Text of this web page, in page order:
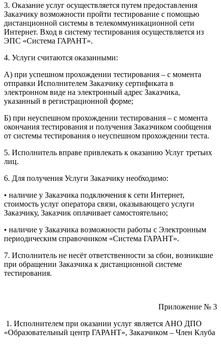
3. Оказание услуг осуществляется путем предоставления
Заказчику возможности пройти тестирование с помощью
дистанционной системы в телекоммуникационной сети
Интернет. Вход в систему тестирования осуществляется из
ЭПС «Система ГАРАНТ».
4. Услуги считаются оказанными:
А) при успешном прохождении тестирования – с момента
отправки Исполнителем Заказчику сертификата в
электронном виде на электронный адрес Заказчика,
указанный в регистрационной форме;
Б) при неуспешном прохождении тестирования – с момента
окончания тестирования и получения Заказчиком сообщения
от системы тестирования о неуспешном прохождении теста.
5. Исполнитель вправе привлекать к оказанию Услуг третьих
лиц.
6. Для получения Услуги Заказчику необходимо:
• наличие у Заказчика подключения к сети Интернет,
стоимость услуг оператора связи, оказывающего услуги
Заказчику, Заказчик оплачивает самостоятельно;
• наличие у Заказчика возможности работы с Электронным
периодическим справочником «Система ГАРАНТ».
7. Исполнитель не несёт ответственности за сбои, возникшие
при обращении Заказчика к дистанционной системе
тестирования.
Приложение № 3
1. Исполнителем при оказании услуг является АНО ДПО
«Образовательный центр ГАРАНТ», Заказчиком – Член Клуба